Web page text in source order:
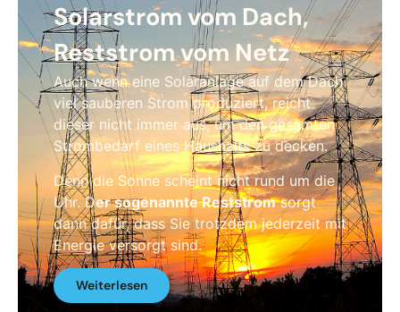
Solarstrom vom Dach,
Reststrom vom Netz
Auch wenn eine Solaranlage auf dem Dach
viel sauberen Strom produziert, reicht
dieser nicht immer aus, um den gesamten
Strombedarf eines Haushalts zu decken.
Denn die Sonne scheint nicht rund um die
Uhr. Der sogenannte Reststromsorgt
dann dafür, dass Sie trotzdem jederzeit mit
Energie versorgt sind.
Weiterlesen